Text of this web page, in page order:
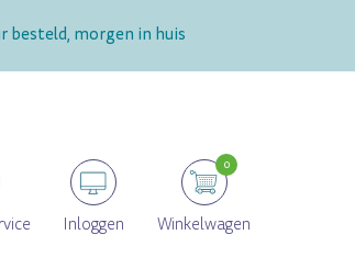
besteld, morgen in huis
Inloggen Winkelwagen
0